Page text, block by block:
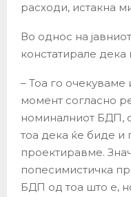
расходи, истакна
Во однос на
констатирале
– Тоа го очекуваме
момент согласно
номиналниот БДП,
тоа дека ќе биде и
проектиравме.
попесимистичка
БДП од тоа што е,